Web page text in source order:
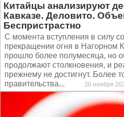
Китайцы анализируют
Кавказе. Деловито.
Беспристрастно
С момента вступления в силу
прекращении огня в Нагорном
прошло более полумесяца, но
продолжают столкновения, и
прежнему не достигнут. Более
правительства...
20 ноября